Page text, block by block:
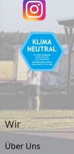
Wir
Über Uns